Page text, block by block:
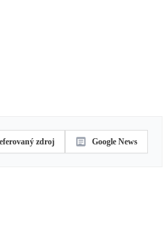
zdroj Google News